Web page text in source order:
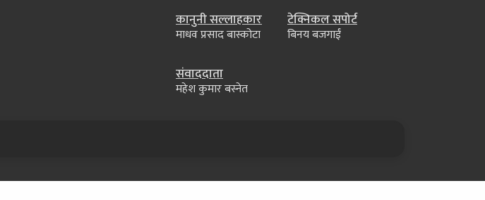
कानुनी सल्लाहकार
माधव प्रसाद बास्कोटा
टेक्निकल सपोर्ट
बिनय बजगाईं
संवाददाता
महेश कुमार बस्नेत